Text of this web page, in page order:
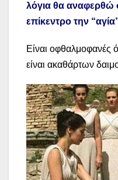
λόγια θα αναφερθώ
επίκεντρο την
Είναι οφθαλμοφανές
είναι ακαθάρτων